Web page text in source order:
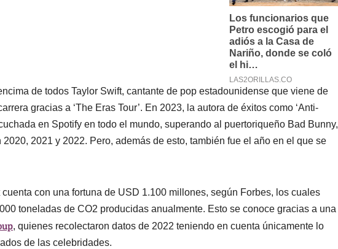
de todos Taylor Swift, cantante de pop estadounidense que viene de
gracias a ‘The Eras Tour’. En 2023, la autora de éxitos como ‘Anti-
en Spotify en todo el mundo, superando al puertoriqueño Bad Bunny,
2021 y 2022. Pero, además de esto, también fue el año en el que se
con una fortuna de USD 1.100 millones, según Forbes, los cuales
toneladas de CO2 producidas anualmente. Esto se conoce gracias a una
, quienes recolectaron datos de 2022 teniendo en cuenta únicamente lo
de las celebridades.